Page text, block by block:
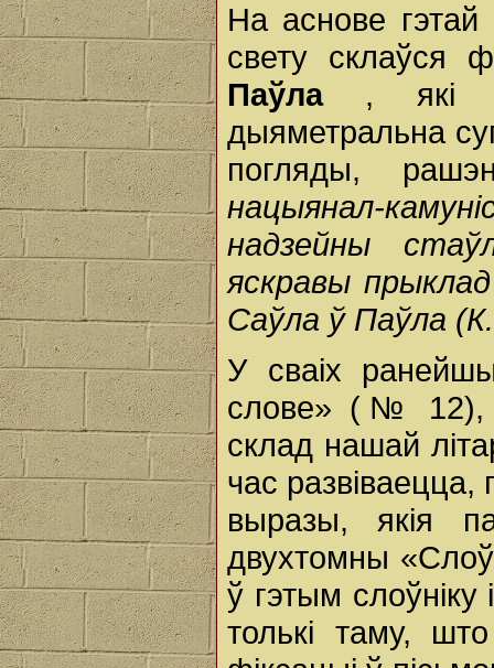
На аснове гэтай
свету склаўся
Паўла , які
дыяметральна
погляды,
нацыянал-
надзейны
яскравы
Саўла ў Паўла
У сваіх
слове» (№ 12),
склад нашай
час
выразы, якія
двухтомны
ў гэтым
толькі таму,